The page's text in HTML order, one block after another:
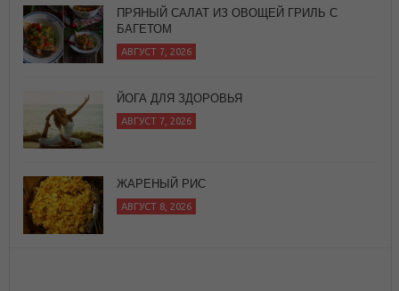
ЙОГА ДЛЯ ЗДОРОВЬЯ
АВГУСТ 7, 2026
ЖАРЕНЫЙ РИС
АВГУСТ 8, 2026
10 ХОРОШИХ РИТУАЛОВ, КОТОРЫЕ
СЛЕДУЕТ ЗАВЕСТИ